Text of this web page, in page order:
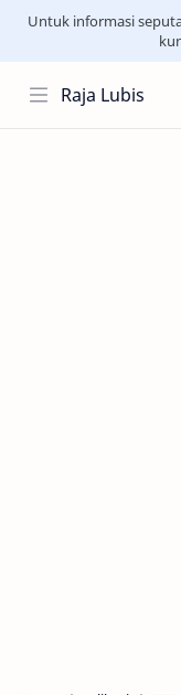
Untuk informasi
Raja Lubis